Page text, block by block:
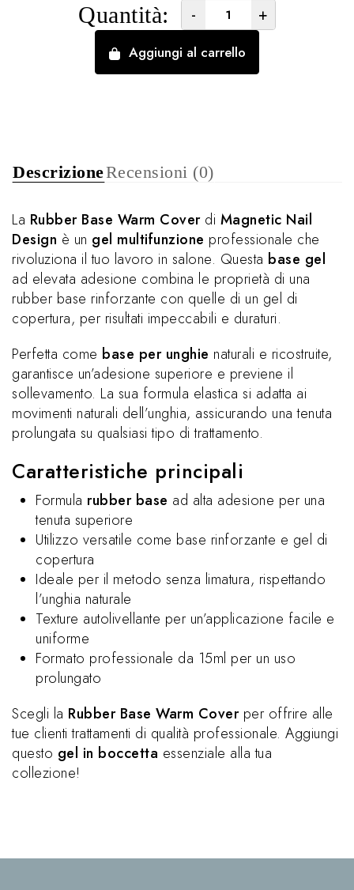
Quantità: - +
Aggiungi al carrello
DescrizioneRecensioni (0)
La Rubber Base Warm Coverdi Magnetic Nail
Design è un gel multifunzione professionale che
rivoluziona il tuo lavoro in salone. Questa base gel
ad elevata adesione combina le proprietà di una
rubber base rinforzante con quelle di un gel di
copertura, per risultati impeccabili e duraturi.
Perfetta come base per unghie naturali e ricostruite,
garantisce un’adesione superiore e previene il
sollevamento. La sua formula elastica si adatta ai
movimenti naturali dell’unghia, assicurando una tenuta
prolungata su qualsiasi tipo di trattamento.
Caratteristiche principali
Formula rubber base ad alta adesione per una
tenuta superiore
Utilizzo versatile come base rinforzante e gel di
copertura
Ideale per il metodo senza limatura, rispettando
l’unghia naturale
Texture autolivellante per un’applicazione facile e
uniforme
Formato professionale da 15ml per un uso
prolungato
Scegli la Rubber Base Warm Coverper offrire alle
tue clienti trattamenti di qualità professionale. Aggiungi
questo gel in boccetta essenziale alla tua
collezione!